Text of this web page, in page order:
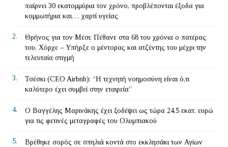
παίρνει 30 εκατομμύρια τον χρόνο, προβλέπονται έξοδα για
κομμωτήρια και… χαρτί υγείας
2.
Θρήνος για τον Μέσι: Πέθανε στα 68 του χρόνια ο πατέρας
του, Χόρχε – Υπήρξε ο μέντορας και ατζέντης του μέχρι την
τελευταία στιγμή
3.
Τσέσκι (CEO Airbnb): “Η τεχνητή νοημοσύνη είναι ό,τι
καλύτερο έχει συμβεί στην εταιρεία”
4.
Ο Βαγγέλης Μαρινάκης έχει ξοδέψει ως τώρα 24,5 εκατ. ευρώ
για τις φετινές μεταγραφές του Ολυμπιακού
5.
Βρέθηκε σορός σε σπηλιά κοντά στο εκκλησάκι των Αγίων